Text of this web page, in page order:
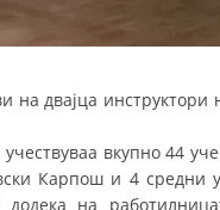
двајца
учествуваа вкупно 44
Карпош и 4 средни
додека на